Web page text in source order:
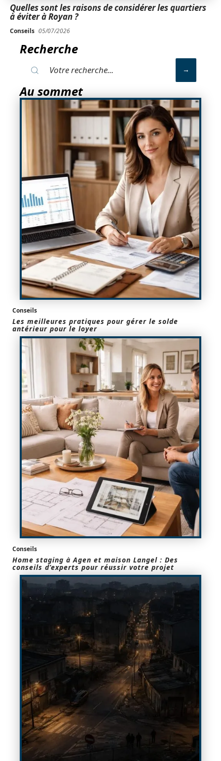
Quelles sont les raisons de considérer les quartiers
à éviter à Royan ?
Conseils 05/07/2026
Recherche
Au sommet
Conseils
Les meilleures pratiques pour gérer le solde
antérieur pour le loyer
Conseils
Home staging à Agen et maison Langel : Des
conseils d’experts pour réussir votre projet